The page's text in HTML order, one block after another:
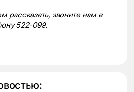
рассказать, звоните нам в
522-099.